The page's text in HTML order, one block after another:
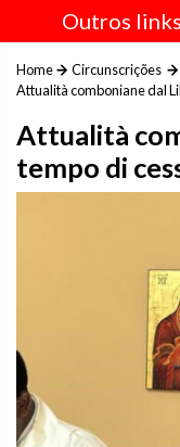
Outros links
Home Circunscrições
Attualità comboniane dal
Attualità
tempo di